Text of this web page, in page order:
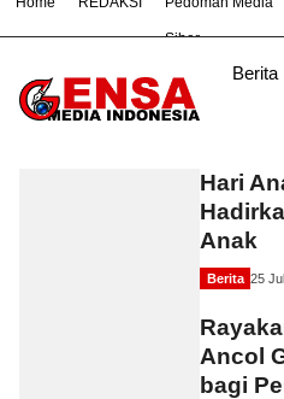
Siber
Berita
# Bekasi Nasional News
Ancol
Hari
Anak
Berita 25
Ancol
bagi